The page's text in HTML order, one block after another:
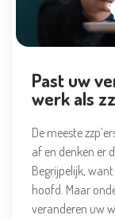
Past uw
werk als
De meeste
af en denken er
Begrijpelijk,
hoofd. Maar
veranderen uw